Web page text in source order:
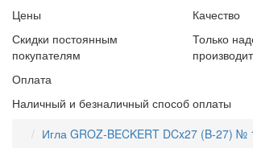
Цены
Скидки постоянным
покупателям
Качество
Только
Оплата
Наличный и безналичный способ оплаты
Игла GROZ-BECKERT DCx27 (B-27) №